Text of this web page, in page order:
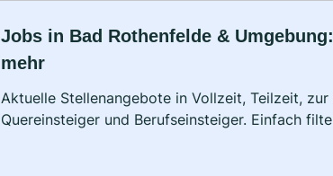
Jobs in Bad Rothenfelde &
mehr
Aktuelle Stellenangebote in Vollzeit, Teilzeit,
Quereinsteiger und Berufseinsteiger. Einfach